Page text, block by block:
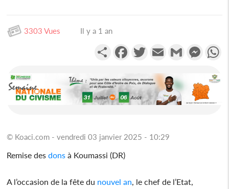
3303 Vues Il y a 1 an
PartagerFacebookTwitterEmail Gmail
© Koaci.com - vendredi 03 janvier 2025 - 10:29
Remise desdons à Koumassi (DR)
A l’occasion de la fête du nouvel an, le chef de l’Etat,